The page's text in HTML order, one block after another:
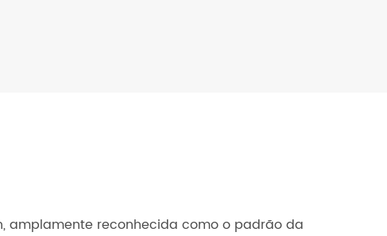
amplamente reconhecida como o padrão da